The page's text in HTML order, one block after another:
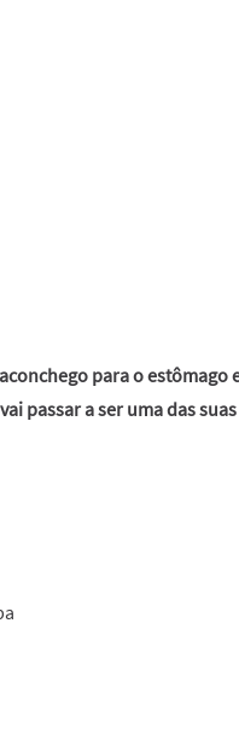
para o estômago
passar a ser uma das